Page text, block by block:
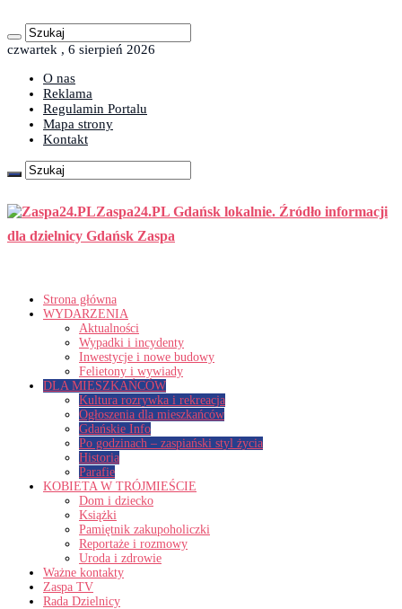
czwartek , 6 sierpień 2026
O nas
Reklama
Regulamin Portalu
Mapa strony
Kontakt
Zaspa24.PL Gdańsk lokalnie. Źródło informacji
dla dzielnicy Gdańsk Zaspa
Strona główna
WYDARZENIA
Aktualności
Wypadki i incydenty
Inwestycje i nowe budowy
Felietony i wywiady
DLA MIESZKAŃCÓW
Kultura rozrywka i rekreacja
Ogłoszenia dla mieszkańców
Gdańskie Info
Po godzinach – zaspiański styl życia
Historia
Parafie
KOBIETA W TRÓJMIEŚCIE
Dom i dziecko
Książki
Pamiętnik zakupoholiczki
Reportaże i rozmowy
Uroda i zdrowie
Ważne kontakty
Zaspa TV
Rada Dzielnicy